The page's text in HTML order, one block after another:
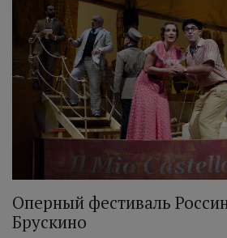
Оперный фестиваль
Брускино